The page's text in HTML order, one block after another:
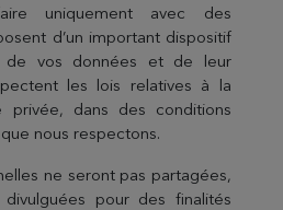
uniquement avec des
d’un important dispositif
de vos données et de leur
les lois relatives à la
dans des conditions
nous respectons.
ne seront pas partagées,
pour des finalités